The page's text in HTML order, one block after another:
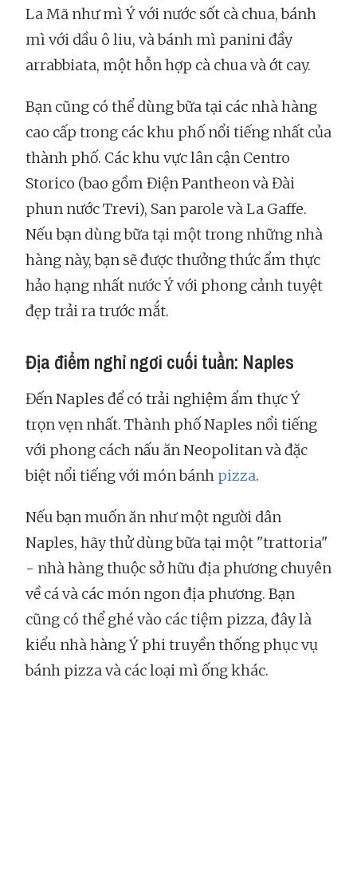
La Mã như mì Ý với nước sốt cà chua, bánh
mì với dầu ô liu, và bánh mì panini đầy
arrabbiata, một hỗn hợp cà chua và ớt cay.
Bạn cũng có thể dùng bữa tại các nhà hàng
cao cấp trong các khu phố nổi tiếng nhất của
thành phố. Các khu vực lân cận Centro
Storico (bao gồm Điện Pantheon và Đài
phun nước Trevi), San parole và La Gaffe.
Nếu bạn dùng bữa tại một trong những nhà
hàng này, bạn sẽ được thưởng thức ẩm thực
hảo hạng nhất nước Ý với phong cảnh tuyệt
đẹp trải ra trước mắt.
Địa điểm nghỉ ngơi cuối tuần: Naples
Đến Naples để có trải nghiệm ẩm thực Ý
trọn vẹn nhất. Thành phố Naples nổi tiếng
với phong cách nấu ăn Neopolitan và đặc
biệt nổi tiếng với món bánh pizza.
Nếu bạn muốn ăn như một người dân
Naples, hãy thử dùng bữa tại một "trattoria"
- nhà hàng thuộc sở hữu địa phương chuyên
về cá và các món ngon địa phương. Bạn
cũng có thể ghé vào các tiệm pizza, đây là
kiểu nhà hàng Ý phi truyền thống phục vụ
bánh pizza và các loại mì ống khác.